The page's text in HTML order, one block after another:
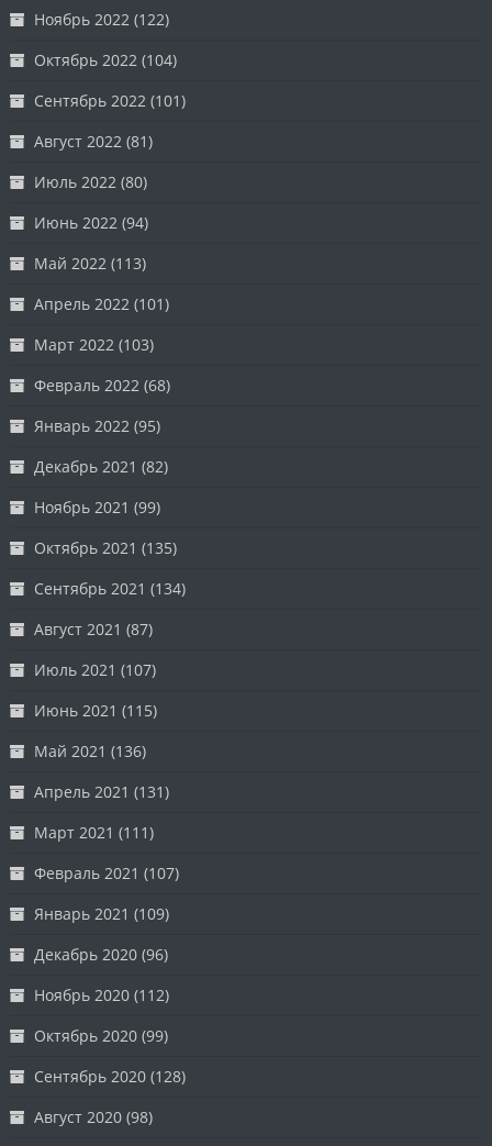
Ноябрь 2022 (122)
Октябрь 2022 (104)
Сентябрь 2022 (101)
Август 2022 (81)
Июль 2022 (80)
Июнь 2022 (94)
Май 2022 (113)
Апрель 2022 (101)
Март 2022 (103)
Февраль 2022 (68)
Январь 2022 (95)
Декабрь 2021 (82)
Ноябрь 2021 (99)
Октябрь 2021 (135)
Сентябрь 2021 (134)
Август 2021 (87)
Июль 2021 (107)
Июнь 2021 (115)
Май 2021 (136)
Апрель 2021 (131)
Март 2021 (111)
Февраль 2021 (107)
Январь 2021 (109)
Декабрь 2020 (96)
Ноябрь 2020 (112)
Октябрь 2020 (99)
Сентябрь 2020 (128)
Август 2020 (98)